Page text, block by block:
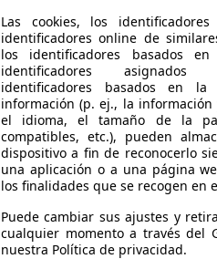
Ford Focus1.8TDCI
€ 2.990,-
194.694 km
02/
85 kW (116 CV)
5,1 l/100 km (mixto)1 - (g/
Las cookies, los
identificadores online de
los identificadores basados
identificadores asignados
identificadores basados en
información (p. ej., la
el idioma, el tamaño de la
compatibles, etc.), pueden
dispositivo a fin de reconocerlo
una aplicación o a una página
los finalidades que se recogen en
Puede cambiar sus ajustes y
cualquier momento a través del
nuestra Política de privacidad.